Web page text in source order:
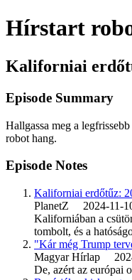
Hírstart
Kaliforniai
Episode Summary
Hallgassa meg a
robot hang.
Episode Notes
Kaliforniai erdőtűz:
PlanetZ 2024-11-
Kaliforniában a
tombolt, és a
"Kár még Trump
Magyar Hírlap
De, azért az európai